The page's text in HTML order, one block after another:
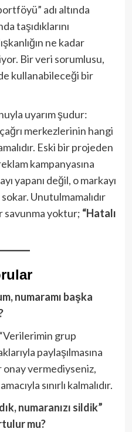
adı altında
taşıdıklarını
ne kadar
Bir veri sorumlusu,
kullanabileceği bir
uyarım şudur:
merkezlerinin hangi
Eski bir projeden
kampanyasına
yapanı değil, o markayı
Unutulmamalıdır
savunma yoktur; “Hatalı
numaramı başka
grup
paylaşılmasına
onay vermediyseniz,
sınırlı kalmalıdır.
numaranızı sildik”
mu?